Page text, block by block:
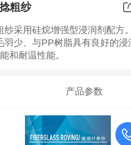
粗纱
纱采用硅烷增强型浸润剂配方
羽少、与PP树脂具有良好的浸
和耐温性能。
产品参数